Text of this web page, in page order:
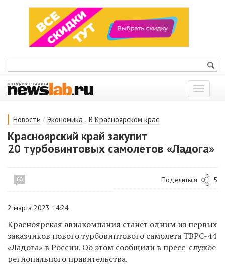
Показать
меню
Новости / Экономика , В Красноярском крае
Красноярский край закупит
20 турбовинтовых самолетов «Ладога»
63 Поделиться 5
2 марта 2023 14:24
Красноярская авиакомпания станет одним из первых
заказчиков нового турбовинтового самолета ТВРС-44
«Ладога» в России. Об этом сообщили в пресс-службе
регионального правительства.